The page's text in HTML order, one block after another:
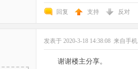
回复 支持 反对
发表于 2020-3-18 14:38:08 来自手机
谢谢楼主分享。